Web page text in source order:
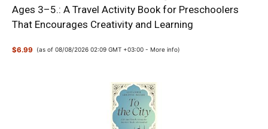
Ages 3–5.: A Travel Activity Book for Preschoolers
That Encourages Creativity and Learning
$6.99 (as of 08/08/2026 02:09 GMT +03:00 - More info)